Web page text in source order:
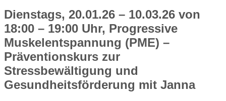
Dienstags, 20.01.26 – 10.03.26 von
18:00 – 19:00 Uhr, Progressive
Muskelentspannung (PME) –
Präventionskurs zur
Stressbewältigung und
Gesundheitsförderung mit Janna